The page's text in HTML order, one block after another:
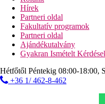
fitneszterem
teniszpálya
asztali foci
minigolf
íjászat
kosárlabda
sakk
Hírek
Partneri oldal
Fakultatív programok
Partneri oldal
Ajándékutalvány
Gyakran Ismételt
Hétfőtől Péntekig 08:00-18:00,
+36 1/ 462-8-462